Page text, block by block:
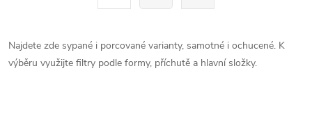
d
a
á
n
Najdete zde sypané i porcované varianty, samotné i ochucené. K
výběru využijte filtry podle formy, příchutě a hlavní složky.